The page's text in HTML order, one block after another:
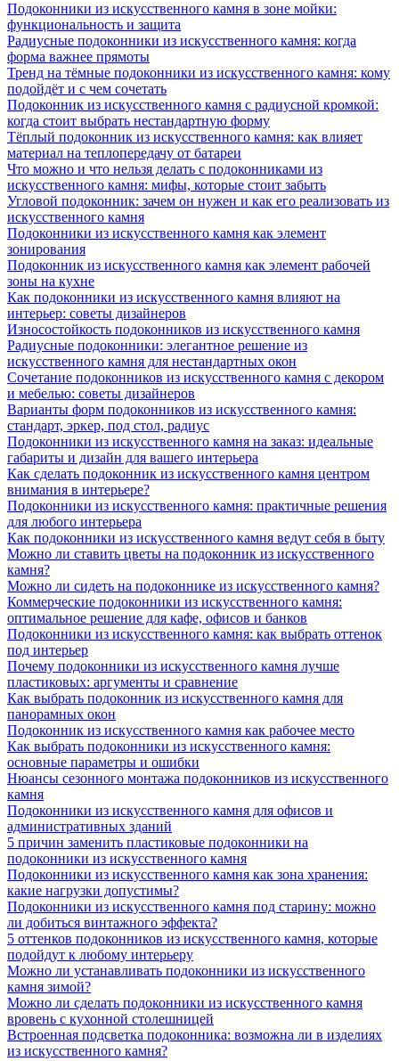
Подоконники из искусственного камня в зоне мойки:
функциональность и защита
Радиусные подоконники из искусственного камня: когда
форма важнее прямоты
Тренд на тёмные подоконники из искусственного камня: кому
подойдёт и с чем сочетать
Подоконник из искусственного камня с радиусной кромкой:
когда стоит выбрать нестандартную форму
Тёплый подоконник из искусственного камня: как влияет
материал на теплопередачу от батареи
Что можно и что нельзя делать с подоконниками из
искусственного камня: мифы, которые стоит забыть
Угловой подоконник: зачем он нужен и как его реализовать из
искусственного камня
Подоконники из искусственного камня как элемент
зонирования
Подоконник из искусственного камня как элемент рабочей
зоны на кухне
Как подоконники из искусственного камня влияют на
интерьер: советы дизайнеров
Износостойкость подоконников из искусственного камня
Радиусные подоконники: элегантное решение из
искусственного камня для нестандартных окон
Сочетание подоконников из искусственного камня с декором
и мебелью: советы дизайнеров
Варианты форм подоконников из искусственного камня:
стандарт, эркер, под стол, радиус
Подоконники из искусственного камня на заказ: идеальные
габариты и дизайн для вашего интерьера
Как сделать подоконник из искусственного камня центром
внимания в интерьере?
Подоконники из искусственного камня: практичные решения
для любого интерьера
Как подоконники из искусственного камня ведут себя в быту
Можно ли ставить цветы на подоконник из искусственного
камня?
Можно ли сидеть на подоконнике из искусственного камня?
Коммерческие подоконники из искусственного камня:
оптимальное решение для кафе, офисов и банков
Подоконники из искусственного камня: как выбрать оттенок
под интерьер
Почему подоконники из искусственного камня лучше
пластиковых: аргументы и сравнение
Как выбрать подоконник из искусственного камня для
панорамных окон
Подоконник из искусственного камня как рабочее место
Как выбрать подоконники из искусственного камня:
основные параметры и ошибки
Нюансы сезонного монтажа подоконников из искусственного
камня
Подоконники из искусственного камня для офисов и
административных зданий
5 причин заменить пластиковые подоконники на
подоконники из искусственного камня
Подоконники из искусственного камня как зона хранения:
какие нагрузки допустимы?
Подоконники из искусственного камня под старину: можно
ли добиться винтажного эффекта?
5 оттенков подоконников из искусственного камня, которые
подойдут к любому интерьеру
Можно ли устанавливать подоконники из искусственного
камня зимой?
Можно ли сделать подоконники из искусственного камня
вровень с кухонной столешницей
Встроенная подсветка подоконника: возможна ли в изделиях
из искусственного камня?